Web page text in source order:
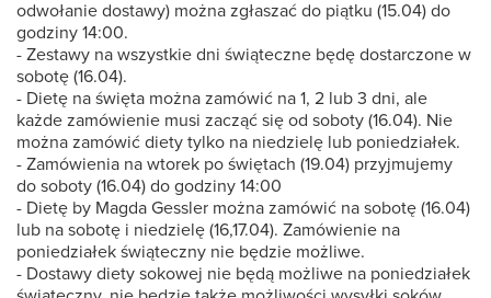
odwołanie dostawy) można zgłaszać do piątku (15.04) do
godziny 14:00.
- Zestawy na wszystkie dni świąteczne będę dostarczone w
sobotę (16.04).
- Dietę na święta można zamówić na 1, 2 lub 3 dni, ale
każde zamówienie musi zacząć się od soboty (16.04). Nie
można zamówić diety tylko na niedzielę lub poniedziałek.
- Zamówienia na wtorek po świętach (19.04) przyjmujemy
do soboty (16.04) do godziny 14:00
- Dietę by Magda Gessler można zamówić na sobotę (16.04)
lub na sobotę i niedzielę (16,17.04). Zamówienie na
poniedziałek świąteczny nie będzie możliwe.
- Dostawy diety sokowej nie będą możliwe na poniedziałek